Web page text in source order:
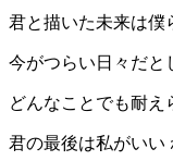
君と描いた未来は僕
今がつらい日々だと
どんなことでも耐え
君の最後は私がいい